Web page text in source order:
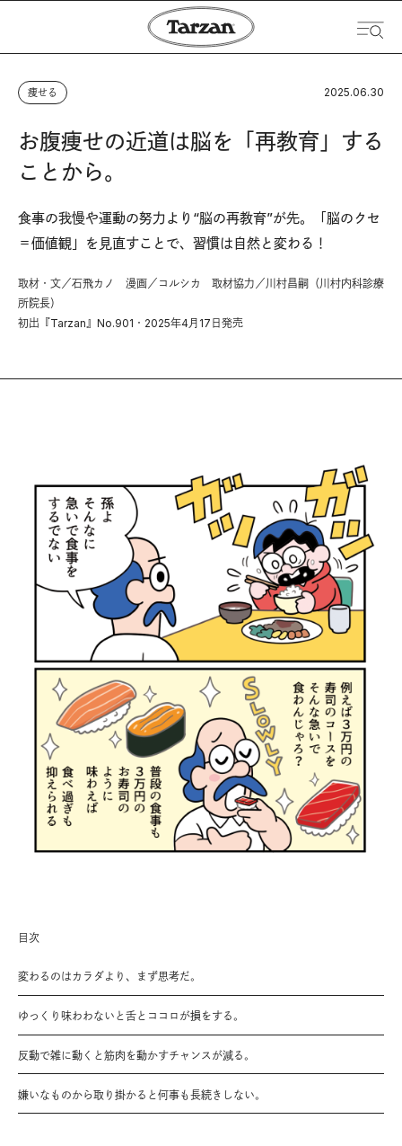
痩せる 2025.06.30
お腹痩せの近道は脳を「再教育」する
ことから。
食事の我慢や運動の努力より“脳の再教育”が先。「脳のクセ
＝価値観」を見直すことで、習慣は自然と変わる！
取材・文／石飛カノ 漫画／コルシカ 取材協力／川村昌嗣（川村内科診療
所院長）
初出『Tarzan』No.901・2025年4月17日発売
目次
変わるのはカラダより、まず思考だ。
ゆっくり味わわないと舌とココロが損をする。
反動で雑に動くと筋肉を動かすチャンスが減る。
嫌いなものから取り掛かると何事も長続きしない。